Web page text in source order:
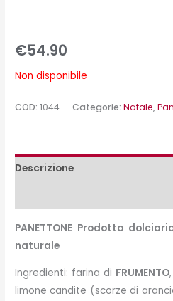
€54.90
Non disponibile
COD:1044 Categorie:Natale,
Descrizione
PANETTONE Prodotto
naturale
Ingredienti: farina di FRUMENTO
limone candite (scorze di